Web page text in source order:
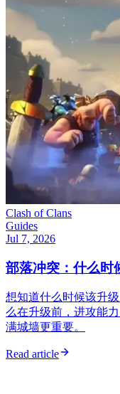
Clash of Clans
Guides
Jul 7, 2026
部落冲突：什么时
想知道什么时候该升
么在升级前，进攻能
满城墙更重要。
Read article